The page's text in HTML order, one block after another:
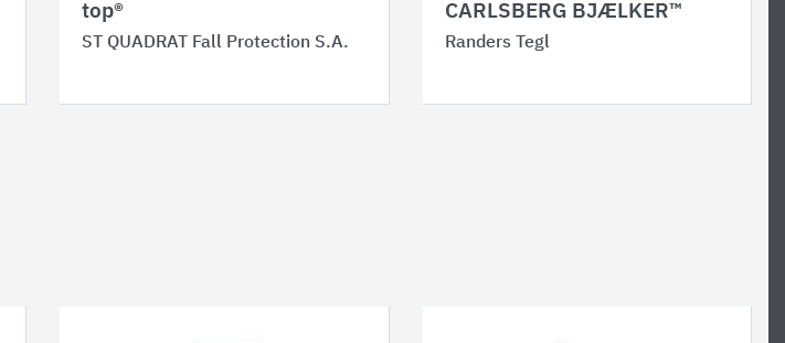
top®
ST QUADRAT Fall Protection S.A.
CARLSBERG BJÆLKER™
Randers Tegl